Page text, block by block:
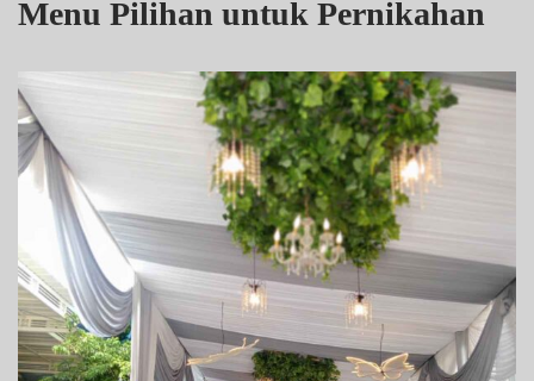
Menu Pilihan untuk Pernikahan